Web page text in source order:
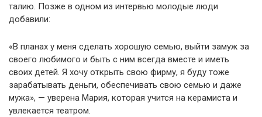
талию. Позже в одном из интервью молодые люди
добавили:
«В планах у меня сделать хорошую семью, выйти замуж за
своего любимого и быть с ним всегда вместе и иметь
своих детей. Я хочу открыть свою фирму, я буду тоже
зарабатывать деньги, обеспечивать свою семью и даже
мужа», — уверена Мария, которая учится на керамиста и
увлекается театром.